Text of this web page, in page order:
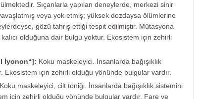
Sıçanlarla yapılan deneylerde, merkezi sinir
veya yok etmiş; yüksek dozdaysa ölümlerine
gözü tahriş ettiği tespit edilmiştir. Mütasyona
olduğuna dair bulgu yoktur. Ekosistem için zehirli
İyonon“]: Koku maskeleyici. İnsanlarda bağışıklık
için zehirli olduğu yönünde bulgular vardır.
Koku maskeleyici, cilt toniği. İnsanlarda bağışıklık sistemini
için zehirli olduğu yönünde bulgular vardır. Fare ve